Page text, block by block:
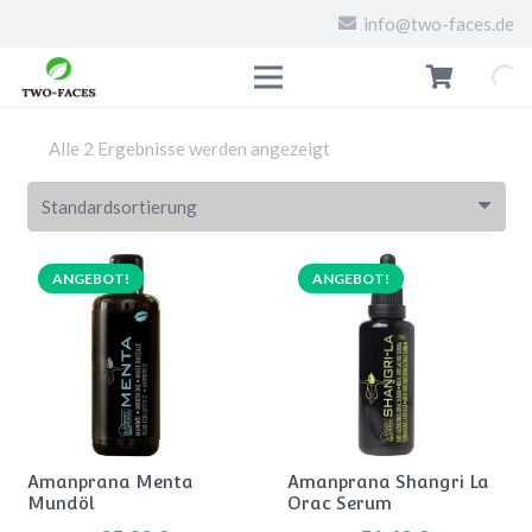
info@two-faces.de
Alle 2 Ergebnisse werden angezeigt
ANGEBOT!
Amanprana Menta
Mundöl
ANGEBOT!
Amanprana Shangri La
Orac Serum